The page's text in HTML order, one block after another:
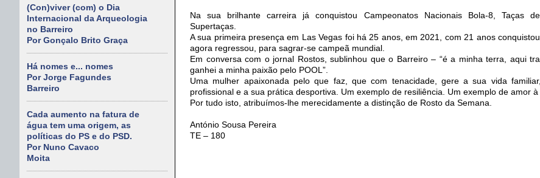
(Con)viver (com) o Dia
Internacional da Arqueologia
no Barreiro
Por Gonçalo Brito Graça
Há nomes e... nomes
Por Jorge Fagundes
Barreiro
Cada aumento na fatura de
água tem uma origem, as
políticas do PS e do PSD.
Por Nuno Cavaco
Moita
Na sua brilhante carreira já conquistou Campeonatos Nacionais Bola-8, Taças
Supertaças.
A sua primeira presença em Las Vegas foi há 25 anos, em 2021, com 21 anos conquistou
agora regressou, para sagrar-se campeã mundial.
Em conversa com o jornal Rostos, sublinhou que o Barreiro – “é a minha terra, aqui
ganhei a minha paixão pelo POOL”.
Uma mulher apaixonada pelo que faz, que com tenacidade, gere a sua vida
profissional e a sua prática desportiva. Um exemplo de resiliência. Um exemplo de amor à
Por tudo isto, atribuímos-lhe merecidamente a distinção de Rosto da Semana.
António Sousa Pereira
TE – 180